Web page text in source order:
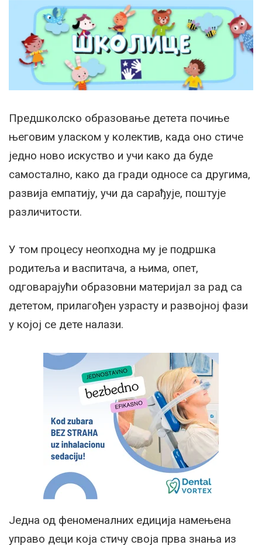
Предшколско образовање детета почиње
његовим уласком у колектив, када оно стиче
једно ново искуство и учи како да буде
самостално, како да гради односе са другима,
развија емпатију, учи да сарађује, поштује
различитости.
У том процесу неопходна му је подршка
родитеља и васпитача, а њима, опет,
одговарајући образовни материјал за рад са
дететом, прилагођен узрасту и развојној фази
у којој се дете налази.
Једна од феноменалних едиција намењена
управо деци која стичу своја прва знања из